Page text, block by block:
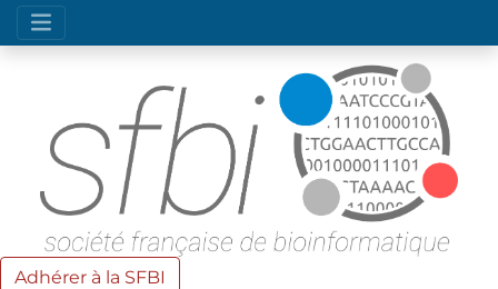
Adhérer à la SFBI